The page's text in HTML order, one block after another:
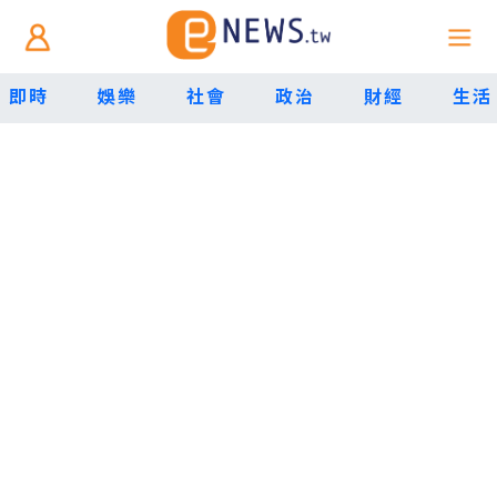
即時 娛樂 社會 政治 財經 生活